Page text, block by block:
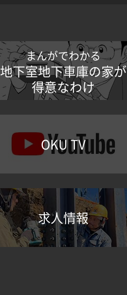
まんがでわかる
地下室地下車庫の家が
得意なわけ
OKU TV
求人情報